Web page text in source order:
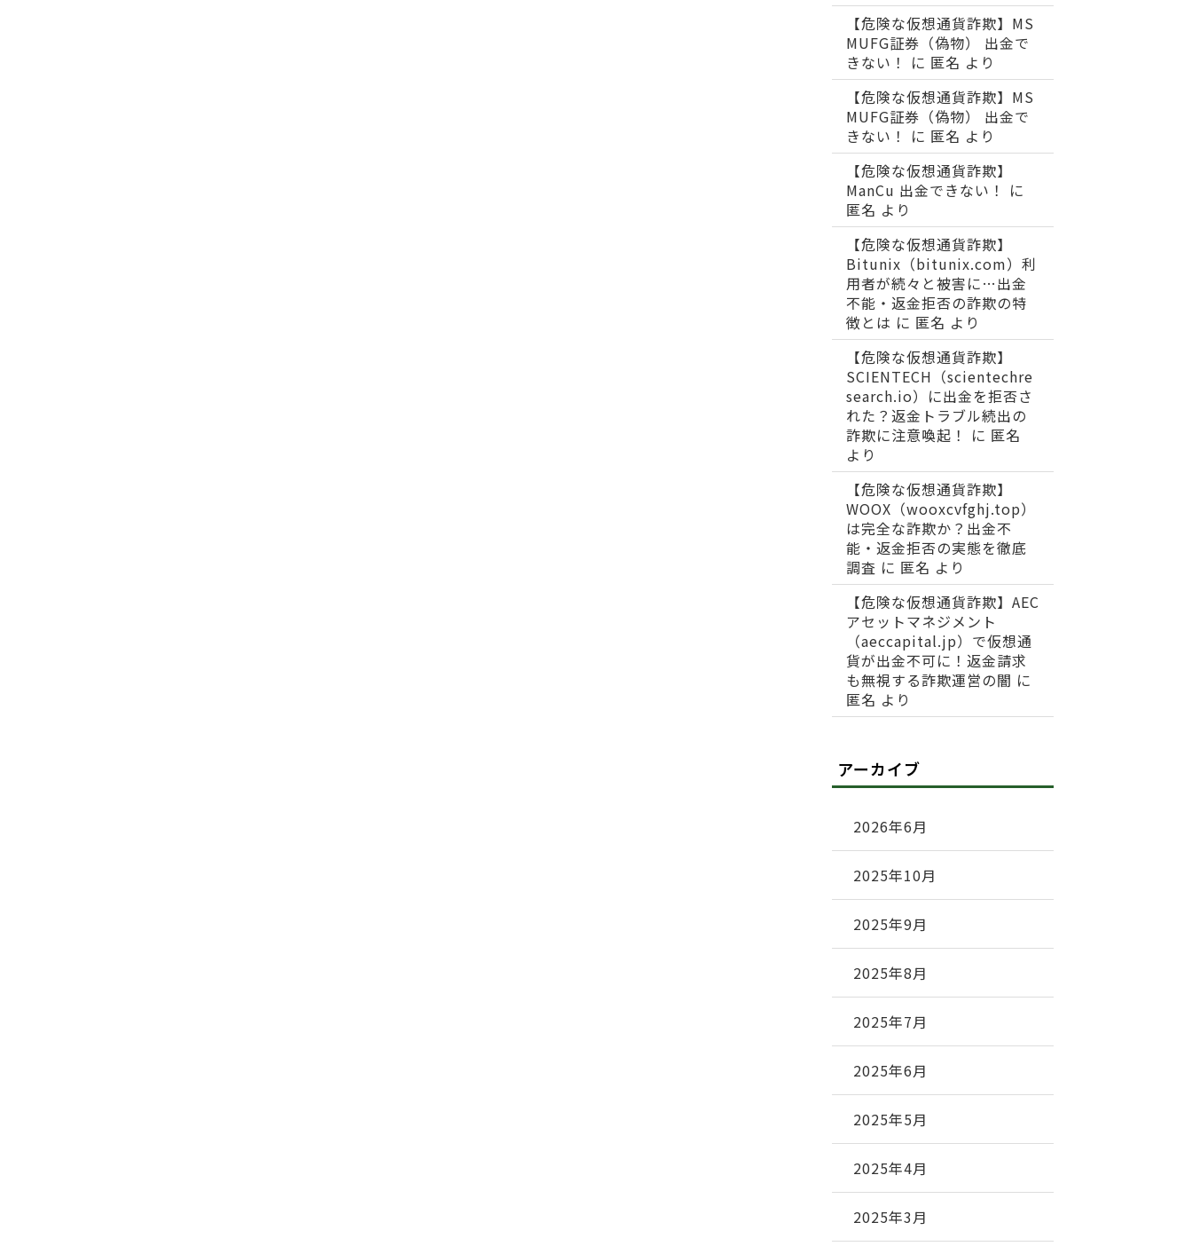
【危険な仮想通貨詐欺】MS
MUFG証券（偽物） 出金で
きない！
に 匿名 より
【危険な仮想通貨詐欺】MS
MUFG証券（偽物） 出金で
きない！
に 匿名 より
【危険な仮想通貨詐欺】
ManCu 出金できない！
に
匿名 より
【危険な仮想通貨詐欺】
Bitunix（bitunix.com）利
用者が続々と被害に…出金
不能・返金拒否の詐欺の特
徴とは に 匿名 より
【危険な仮想通貨詐欺】
SCIENTECH（scientechre
search.io）に出金を拒否さ
れた？返金トラブル続出の
詐欺に注意喚起！
に 匿名
より
【危険な仮想通貨詐欺】
WOOX（wooxcvfghj.top）
は完全な詐欺か？出金不
能・返金拒否の実態を徹底
調査 に 匿名 より
【危険な仮想通貨詐欺】AEC
アセットマネジメント
（aeccapital.jp）で仮想通
貨が出金不可に！返金請求
も無視する詐欺運営の闇 に
匿名 より
アーカイブ
2026年6月
2025年10月
2025年9月
2025年8月
2025年7月
2025年6月
2025年5月
2025年4月
2025年3月